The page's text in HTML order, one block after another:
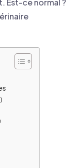
Est-ce normal ?